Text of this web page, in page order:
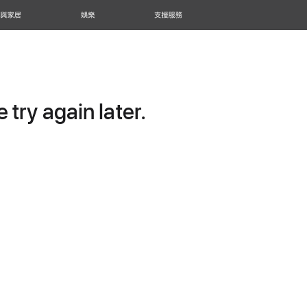
家居 娛樂 支援服務
try again later.